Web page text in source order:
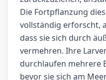
Die Fortpflanzung
vollständig erforscht,
dass sie sich durch
vermehren. Ihre
durchlaufen mehrere
bevor sie sich am